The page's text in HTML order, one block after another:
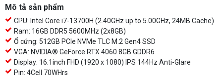
Mô tả sản phẩm
CPU: Intel Core i7-13700H (2.40GHz up to 5.00GHz, 24MB Cache)
Ram: 16GB DDR5 5600MHz (2x8GB)
Ổ cứng: 512GB PCIe NVMe TLC M.2 Gen4 SSD
VGA: NVIDIA® GeForce RTX 4060 8GB GDDR6
Display: 16.1inch FHD (1920 x 1080) IPS 144Hz Anti-Glare
Pin: 4Cell 70WHrs